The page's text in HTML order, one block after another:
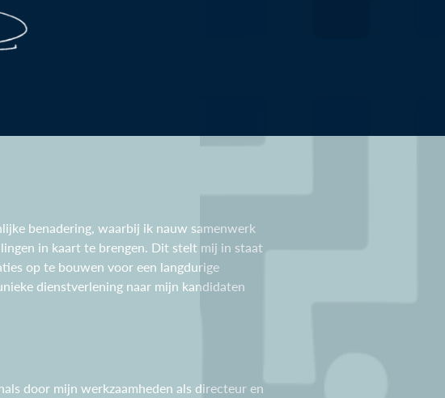
benadering, waarbij ik nauw samenwerk
in kaart te brengen. Dit stelt mij in staat
op te bouwen voor een langdurige
dienstverlening naar mijn kandidaten
door mijn werkzaamheden als directeur en